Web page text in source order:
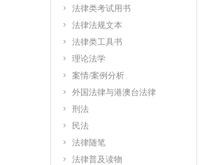
法律类考试用书
法律法规文本
法律类工具书
理论法学
案情/案例分析
外国法律与港澳台法律
刑法
民法
法律随笔
法律普及读物